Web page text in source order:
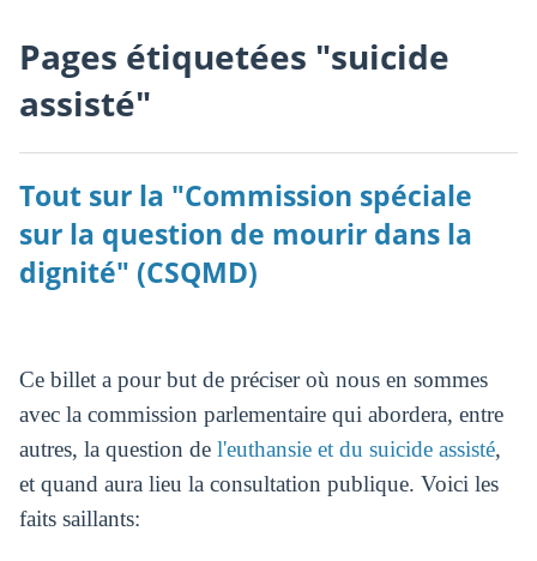
Pages étiquetées "suicide
assisté"
Tout sur la "Commission spéciale
sur la question de mourir dans la
dignité" (CSQMD)
Ce billet a pour but de préciser où nous en sommes
avec la commission parlementaire qui abordera, entre
autres, la question de l'euthansie et du suicide assisté,
et quand aura lieu la consultation publique. Voici les
faits saillants: